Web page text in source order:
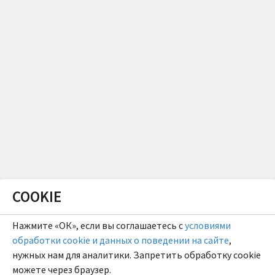
COOKIE
Нажмите «ОК», если вы соглашаетесь сусловиями
обработки cookie и данных о поведении на сайте,
нужных нам для аналитики. Запретить обработку cookie
можете через браузер.